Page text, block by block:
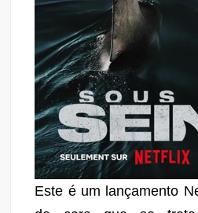
Este é um lançamento